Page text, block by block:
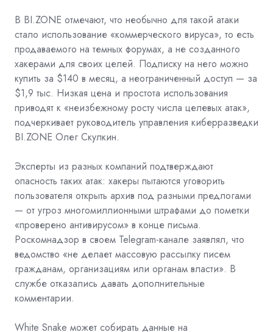
В BI.ZONE отмечают, что необычно для такой атаки
стало использование «коммерческого вируса», то есть
продаваемого на темных форумах, а не созданного
хакерами для своих целей. Подписку на него можно
купить за $140 в месяц, а неограниченный доступ — за
$1,9 тыс. Низкая цена и простота использования
приводят к «неизбежному росту числа целевых атак»,
подчеркивает руководитель управления киберразведки
BI.ZONE Олег Скулкин.
Эксперты из разных компаний подтверждают
опасность таких атак: хакеры пытаются уговорить
пользователя открыть архив под разными предлогами
— от угроз многомиллионными штрафами до пометки
«проверено антивирусом» в конце письма.
Роскомнадзор в своем Telegram-канале заявлял, что
ведомство «не делает массовую рассылку писем
гражданам, организациям или органам власти». В
службе отказались давать дополнительные
комментарии.
White Snake может собирать данные на